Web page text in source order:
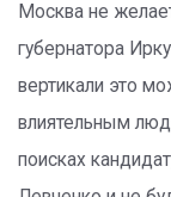
Москва не
губернатора
вертикали это
влиятельным
поисках